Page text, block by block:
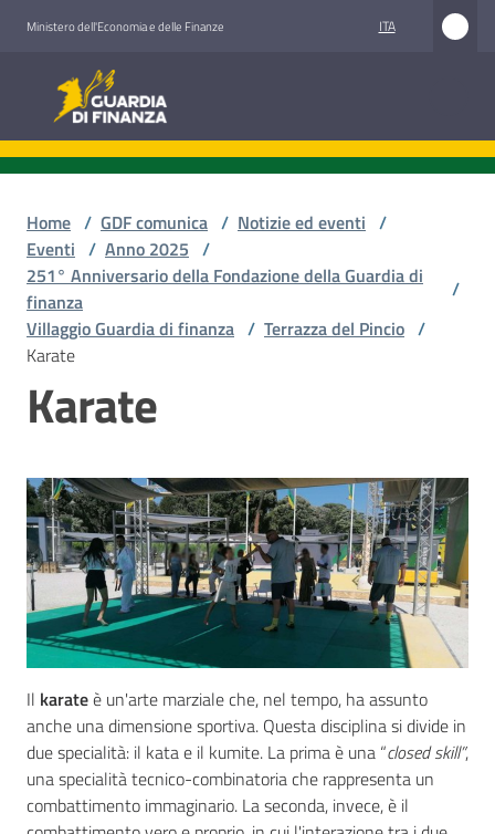
Ministero dell'Economia e delle Finanze ITA
Guardia di Finanza
Guardia di Finanza
siamo
Cosa
facciamo
Comunicazione
media
Concorsi
Istituti
formazione
Home / GDF comunica / Notizie ed eventi /
Eventi / Anno 2025 /
251° Anniversario della Fondazione della Guardia di
finanza
/
Villaggio Guardia di finanza / Terrazza del Pincio /
Karate
Karate
Il karateè un'arte marziale che, nel tempo, ha assunto
anche una dimensione sportiva. Questa disciplina si divide in
due specialità: il kata e il kumite. La prima è una “closed skill”,
una specialità tecnico-combinatoria che rappresenta un
combattimento immaginario. La seconda, invece, è il